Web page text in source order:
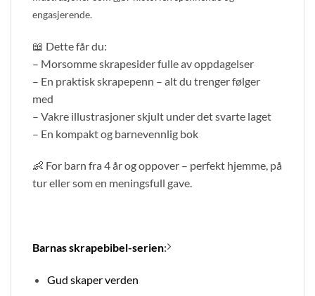
engasjerende.
📖 Dette får du:
– Morsomme skrapesider fulle av oppdagelser
– En praktisk skrapepenn – alt du trenger følger
med
– Vakre illustrasjoner skjult under det svarte laget
– En kompakt og barnevennlig bok
👶 For barn fra 4 år og oppover – perfekt hjemme, på
tur eller som en meningsfull gave.
Barnas skrapebibel-serien:
Gud skaper verden